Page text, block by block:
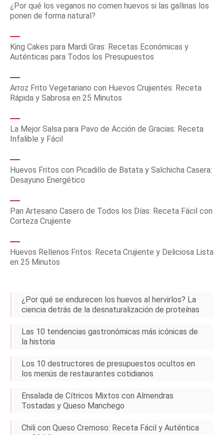
¿Por qué los veganos no comen huevos si las gallinas los
ponen de forma natural?
King Cakes para Mardi Gras: Recetas Económicas y
Auténticas para Todos los Presupuestos
Arroz Frito Vegetariano con Huevos Crujientes: Receta
Rápida y Sabrosa en 25 Minutos
La Mejor Salsa para Pavo de Acción de Gracias: Receta
Infalible y Fácil
Huevos Fritos con Picadillo de Batata y Salchicha Casera:
Desayuno Energético
Pan Artesano Casero de Todos los Días: Receta Fácil con
Corteza Crujiente
Huevos Rellenos Fritos: Receta Crujiente y Deliciosa Lista
en 25 Minutos
¿Por qué se endurecen los huevos al hervirlos? La
ciencia detrás de la desnaturalización de proteínas
Las 10 tendencias gastronómicas más icónicas de
la historia
Los 10 destructores de presupuestos ocultos en
los menús de restaurantes cotidianos
Ensalada de Cítricos Mixtos con Almendras
Tostadas y Queso Manchego
Chili con Queso Cremoso: Receta Fácil y Auténtica